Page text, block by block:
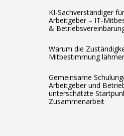
KI-Sachverständiger
Arbeitgeber – IT-
&
Warum die
Mitbestimmung
Gemeinsame
Arbeitgeber und
unterschätzte
Zusammenarbeit